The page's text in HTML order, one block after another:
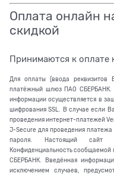
Оплата онлайн
скидкой
Принимаются к оплате
Для оплаты (ввода
платёжный шлюз ПАО СБЕРБАНК.
информации осуществляется в
шифрования SSL. В случае если
проведения интернет-платежей
J-Secure для проведения платежа
пароля. Настоящий сайт
Конфиденциальность
СБЕРБАНК. Введённая
исключением случаев,